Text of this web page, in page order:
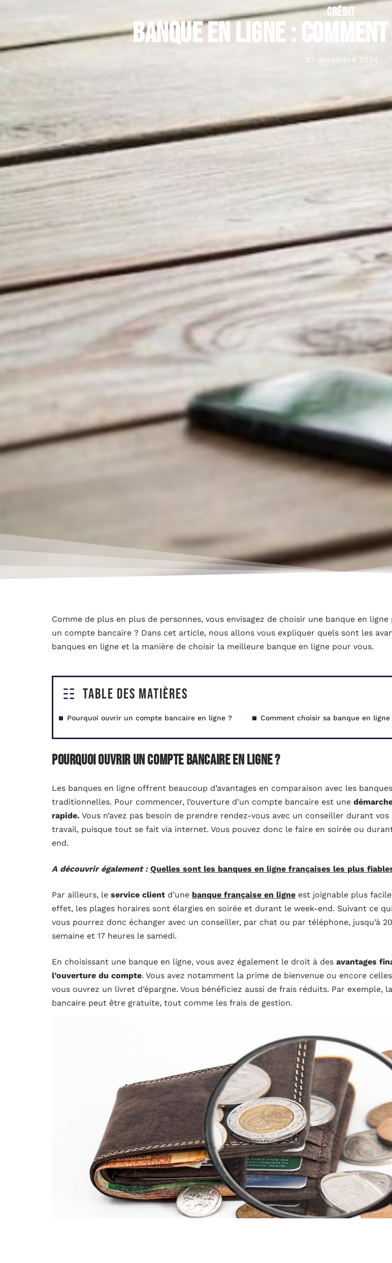
CRÉDIT
Banque en ligne :
30 décembre 2024
Comme de plus en plus de personnes, vous envisagez de choisir une banque en
un compte bancaire ? Dans cet article, nous allons vous expliquer quels sont les
banques en ligne et la manière de choisir la meilleure banque en ligne pour vous.
Table des matières
Pourquoi ouvrir un compte bancaire en ligne ? Comment choisir sa banque en ligne
Pourquoi ouvrir un compte bancaire en ligne ?
Les banques en ligne offrent beaucoup d’avantages en comparaison avec les banques
traditionnelles. Pour commencer, l’ouverture d’un compte bancaire est une
rapide. Vous n’avez pas besoin de prendre rendez-vous avec un conseiller durant vos
travail, puisque tout se fait via internet. Vous pouvez donc le faire en soirée ou
end.
A découvrir également : Quelles sont les banques en ligne françaises les plus
Par ailleurs, le service client d’une banque française en ligne est joignable plus
effet, les plages horaires sont élargies en soirée et durant le week-end. Suivant ce
vous pourrez donc échanger avec un conseiller, par chat ou par téléphone, jusqu’à
semaine et 17 heures le samedi.
En choisissant une banque en ligne, vous avez également le droit à des avantages
l’ouverture du compte. Vous avez notamment la prime de bienvenue ou encore
vous ouvrez un livret d’épargne. Vous bénéficiez aussi de frais réduits. Par exemple,
bancaire peut être gratuite, tout comme les frais de gestion.